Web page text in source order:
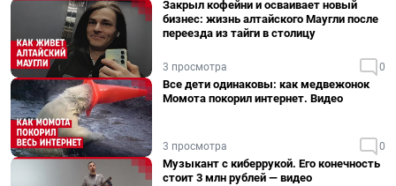
Закрыл кофейни и осваивает новый
бизнес: жизнь алтайского Маугли после
переезда из тайги в столицу
3 просмотра 0
Все дети одинаковы: как медвежонок
Момота покорил интернет. Видео
3 просмотра 0
Музыкант с киберрукой. Его конечность
стоит 3 млн рублей — видео